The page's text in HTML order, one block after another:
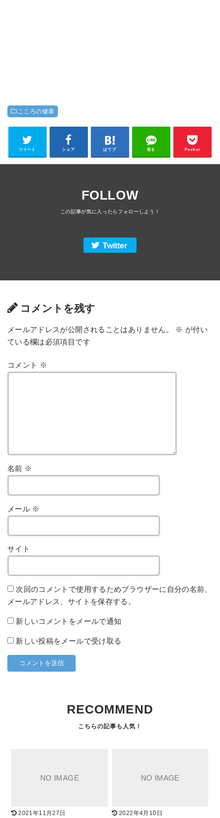
こころの健康
ツイート シェア はてブ 送る Pocket
FOLLOW
Twitter
コメントを残す
メールアドレスが公開されることはありません。 ※ が付い
ている欄は必須項目です
コメント ※
名前 ※
メール ※
サイト
次回のコメントで使用するためブラウザーに自分の名前、
メールアドレス、サイトを保存する。
新しいコメントをメールで通知
新しい投稿をメールで受け取る
RECOMMEND
2021年11月27日
2022年4月10日